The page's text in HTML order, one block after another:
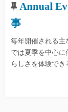
Annual
事
毎年開催される主
では夏季を中心に
らしさを体験でき